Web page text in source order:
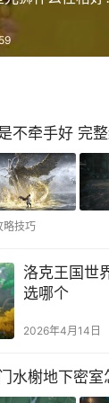
不牵手好 完
略技巧
洛克王国世
选哪个
2026年4月14日
水榭地下密室